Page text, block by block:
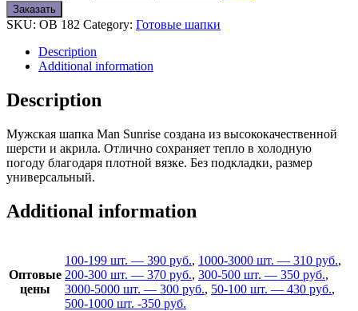
Заказать
SKU: ОВ 182 Category: Готовые шапки
Description
Additional information
Description
Мужская шапка Man Sunrise создана из высококачественной
шерсти и акрила. Отлично сохраняет тепло в холодную
погоду благодаря плотной вязке. Без подкладки, размер
универсальный.
Additional information
Оптовые
цены
100-199 шт. — 390 руб., 1000-3000 шт. — 310 руб.,
200-300 шт. — 370 руб., 300-500 шт. — 350 руб.,
3000-5000 шт. — 300 руб., 50-100 шт. — 430 руб.,
500-1000 шт. -350 руб.